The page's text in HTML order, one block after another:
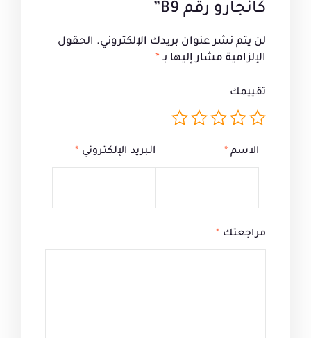
كانجارو رقم B9”
لن يتم نشر عنوان بريدك الإلكتروني. الحقول
الإلزامية مشار إليها بـ *
تقييمك
مراجعتك *
الاسم* البريد الإلكتروني *